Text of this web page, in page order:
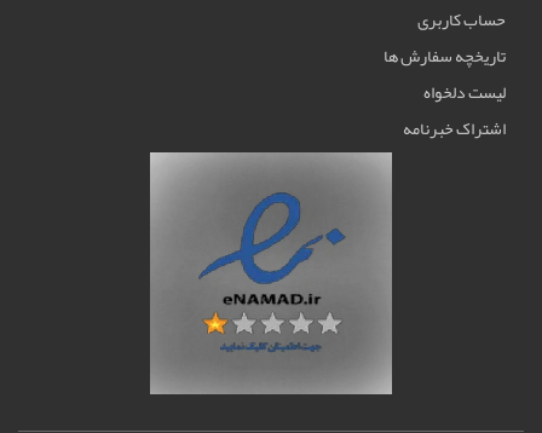
حساب کاربری
تاریخچه سفارش ها
لیست دلخواه
اشتراک خبرنامه